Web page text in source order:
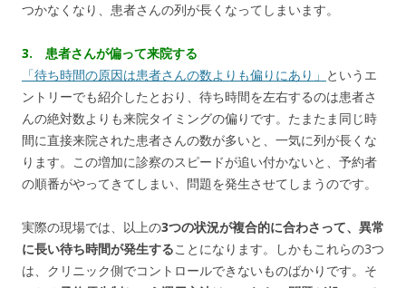
つかなくなり、患者さんの列が長くなってしまいます。
3. 患者さんが偏って来院する
「待ち時間の原因は患者さんの数よりも偏りにあり」 というエ
ントリーでも紹介したとおり、待ち時間を左右するのは患者さ
んの絶対数よりも来院タイミングの偏りです。たまたま同じ時
間に直接来院された患者さんの数が多いと、一気に列が長くな
ります。この増加に診察のスピードが追い付かないと、予約者
の順番がやってきてしまい、問題を発生させてしまうのです。
実際の現場では、以上の3つの状況が複合的に合わさって、異常
に長い待ち時間が発生することになります。しかもこれらの3つ
は、クリニック側でコントロールできないものばかりです。そ